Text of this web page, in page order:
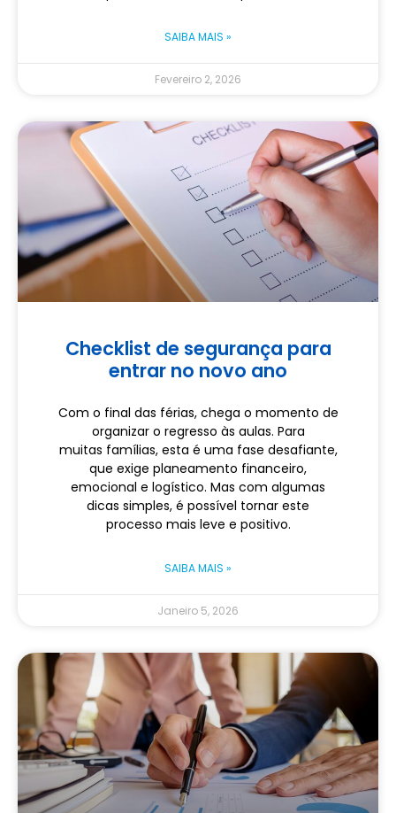
SAIBA MAIS »
Fevereiro 2, 2026
Checklist de segurança para
entrar no novo ano
Com o final das férias, chega o momento de
organizar o regresso às aulas. Para
muitas famílias, esta é uma fase desafiante,
que exige planeamento financeiro,
emocional e logístico. Mas com algumas
dicas simples, é possível tornar este
processo mais leve e positivo.
SAIBA MAIS »
Janeiro 5, 2026